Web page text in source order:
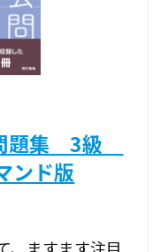
題集 3級
ンド版